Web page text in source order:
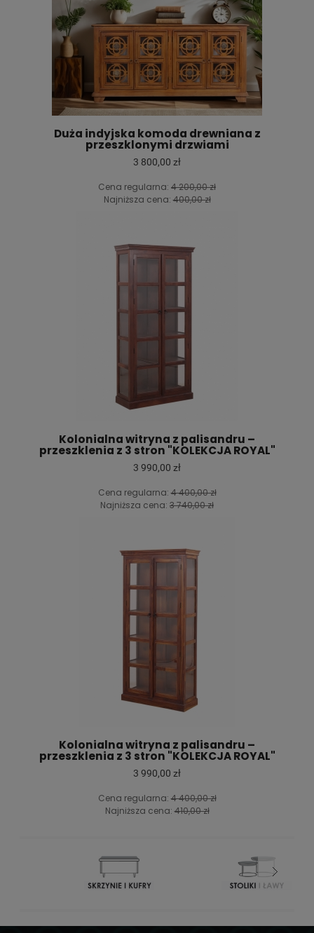
Duża indyjska komoda drewniana z
przeszklonymi drzwiami
3 800,00 zł
Cena regularna: 4 200,00 zł
Najniższa cena:400,00 zł
Kolonialna witryna z palisandru –
przeszklenia z 3 stron "KOLEKCJA ROYAL"
3 990,00 zł
Cena regularna:4 400,00 zł
Najniższa cena: 3 740,00 zł
Kolonialna witryna z palisandru –
przeszklenia z 3 stron "KOLEKCJA ROYAL"
3 990,00 zł
Cena regularna:4 400,00 zł
Najniższa cena:410,00 zł